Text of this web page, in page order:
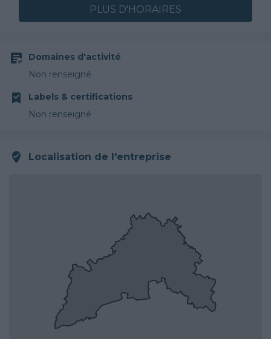
PLUS D'HORAIRES
Domaines d'activité
Non renseigné
Labels & certifications
Non renseigné
Localisation de l'entreprise